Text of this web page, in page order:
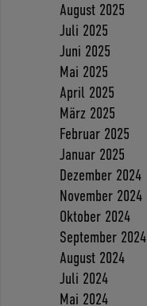
August 2025
Juli 2025
Juni 2025
Mai 2025
April 2025
März 2025
Februar 2025
Januar 2025
Dezember 2024
November 2024
Oktober 2024
September 2024
August 2024
Juli 2024
Mai 2024